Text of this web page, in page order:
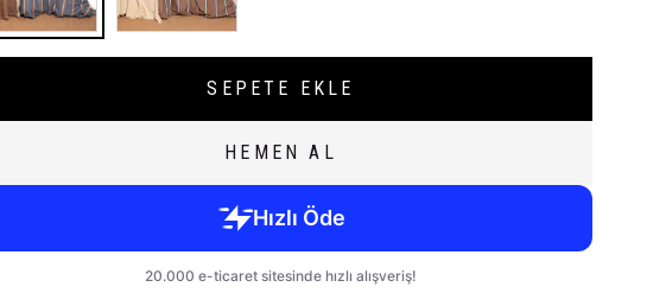
SEPETE EKLE
HEMEN AL